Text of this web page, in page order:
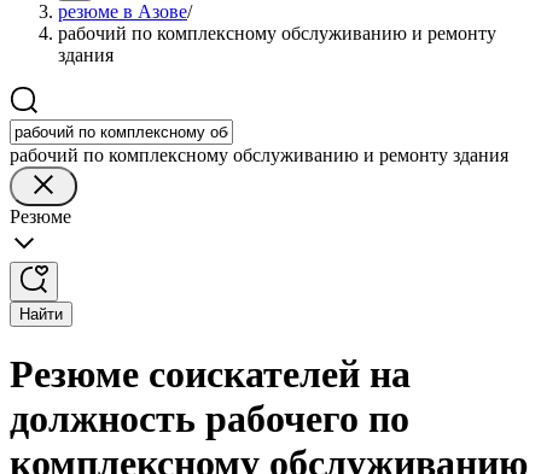
резюме в Азове/
рабочий по комплексному обслуживанию и ремонту
здания
рабочий по комплексному обслуживанию и ремонту здания
Резюме
Найти
Резюме соискателей на
должность рабочего по
комплексному обслуживанию